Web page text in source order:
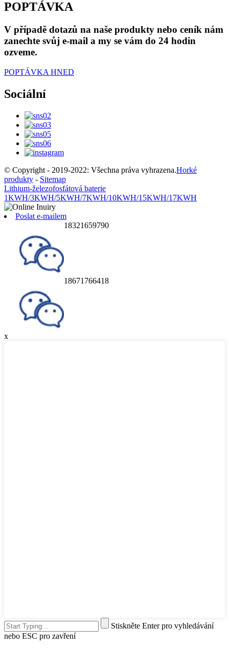
POPTÁVKA
V případě dotazů na naše produkty nebo ceník nám
zanechte svůj e-mail a my se vám do 24 hodin
ozveme.
POPTÁVKA HNED
Sociální
© Copyright - 2019-2022: Všechna práva vyhrazena.Horké
produkty - Sitemap
Lithium-železofosfátová baterie
1KWH/3KWH/5KWH/7KWH/10KWH/15KWH/17KWH
Poslat e-mailem
18321659790
18671766418
x
Stiskněte Enter pro vyhledávání
nebo ESC pro zavření